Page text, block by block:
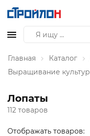
Главная Каталог
Выращивание культур
Лопаты
112 товаров
Отображать товаров: